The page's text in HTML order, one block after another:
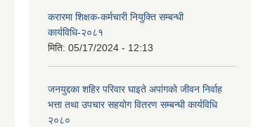
करारमा शिक्षक-कर्मचारी नियुक्ति सम्बन्धी
कार्यविधि-२०८१
मिति: 05/17/2024 - 12:13
जनयुद्दका शहिर परिवार घाइते अपांगको जीवन निर्वाह
भत्ता तथा उपचार सहयोग वितरण सम्बन्धी कार्यविधि
२०८०